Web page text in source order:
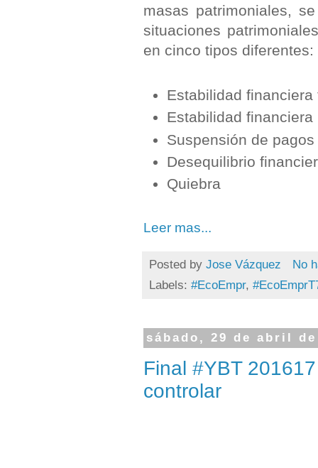
masas patrimoniales,
situaciones
en cinco tipos diferentes:
Estabilidad financiera
Estabilidad
Suspensión de pagos
Desequilibrio
Quiebra
Leer mas...
Posted by Jose Vázquez
No
Labels: #EcoEmpr,
sábado, 29 de abril de
Final #YBT
controlar